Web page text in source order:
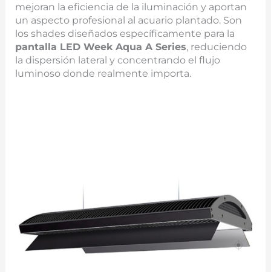
mejoran la eficiencia de la iluminación y aportan
un aspecto profesional al acuario plantado. Son
los shades diseñados específicamente para la
pantalla LED Week Aqua A Series, reduciendo
la dispersión lateral y concentrando el flujo
luminoso donde realmente importa.